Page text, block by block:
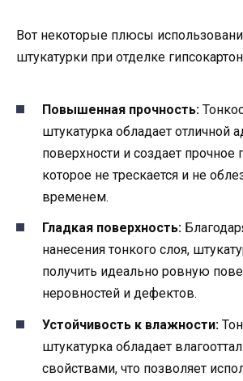
Вот некоторые плюсы
штукатурки при отделке
Повышенная прочность:
штукатурка обладает отличной
поверхности и создает прочное
которое не трескается и не
временем.
Гладкая поверхность:
нанесения тонкого слоя,
получить идеально ровную
неровностей и дефектов.
Устойчивость к влажности:
штукатурка обладает
свойствами, что позволяет